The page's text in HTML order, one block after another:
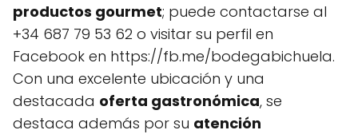
productos gourmet; puede contactarse al
+34 687 79 53 62 o visitar su perfil en
Facebook en https://fb.me/bodegabichuela.
Con una excelente ubicación y una
destacada oferta gastronómica, se
destaca además por su atención